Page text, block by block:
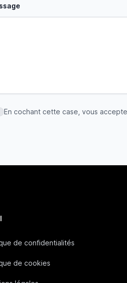
cette case, vous
En cochant cette case, vous
de confidentialités
de cookies